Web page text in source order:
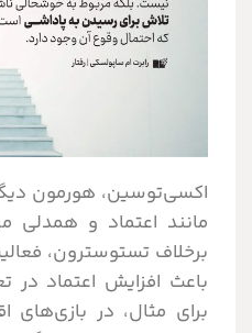
اکسی‌توسین، هورمون
مانند اعتماد و همدلی
برخلاف تستوسترون،
باعث افزایش اعتماد در
برای مثال، در بازی‌های